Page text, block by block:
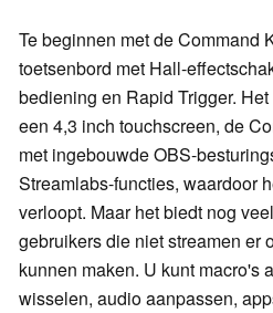
Te beginnen met de Command
toetsenbord met Hall-
bediening en Rapid Trigger.
een 4,3 inch touchscreen, de
met ingebouwde OBS-
Streamlabs-functies, waardoor
verloopt. Maar het biedt nog
gebruikers die niet streamen er
kunnen maken. U kunt macro's
wisselen, audio aanpassen,